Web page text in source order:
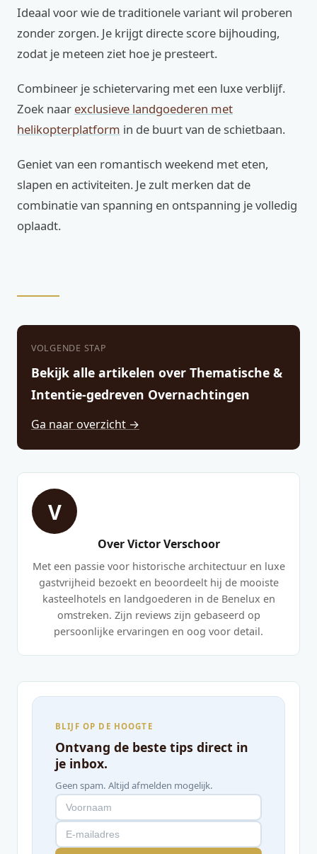
Ideaal voor wie de traditionele variant wil proberen
zonder zorgen. Je krijgt directe score bijhouding,
zodat je meteen ziet hoe je presteert.
Combineer je schietervaring met een luxe verblijf.
Zoek naar exclusieve landgoederen met
helikopterplatform in de buurt van de schietbaan.
Geniet van een romantisch weekend met eten,
slapen en activiteiten. Je zult merken dat de
combinatie van spanning en ontspanning je volledig
oplaadt.
VOLGENDE STAP
Bekijk alle artikelen over Thematische &
Intentie-gedreven Overnachtingen
Ga naar overzicht →
V
Over Victor Verschoor
Met een passie voor historische architectuur en luxe
gastvrijheid bezoekt en beoordeelt hij de mooiste
kasteelhotels en landgoederen in de Benelux en
omstreken. Zijn reviews zijn gebaseerd op
persoonlijke ervaringen en oog voor detail.
BLIJF OP DE HOOGTE
Ontvang de beste tips direct in
je inbox.
Geen spam. Altijd afmelden mogelijk.